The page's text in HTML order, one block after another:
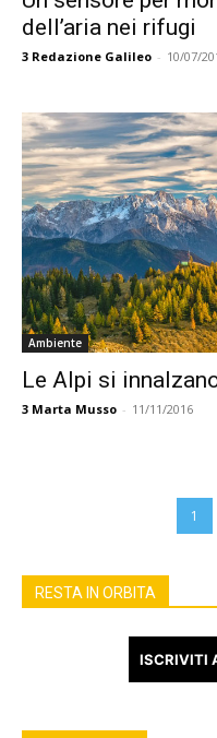
dell’aria nei rifugi
3 Redazione Galileo - 10/07/
Ambiente
Le Alpi si
3 Marta Musso - 11/11/2016
1
RESTA IN ORBITA
ISCRIVITI